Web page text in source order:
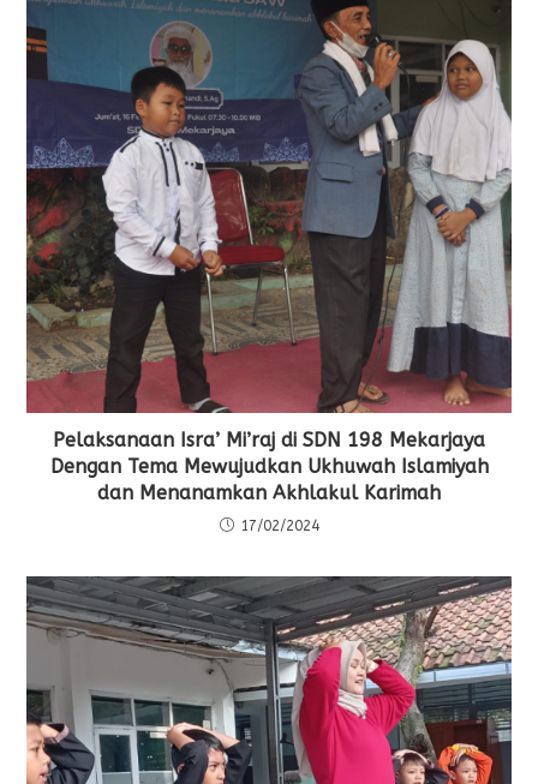
Pelaksanaan Isra’ Mi’raj di SDN 198 Mekarjaya
Dengan Tema Mewujudkan Ukhuwah Islamiyah
dan Menanamkan Akhlakul Karimah
17/02/2024